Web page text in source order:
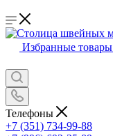
Избранные товары
Телефоны
+7 (351) 734-99-88